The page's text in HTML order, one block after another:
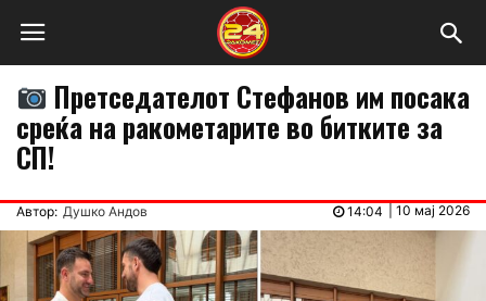
Претседателот Стефанов им посака
среќа на ракометарите во битките за
СП!
Автор: Душко Андов 10 мај 2026
14:04